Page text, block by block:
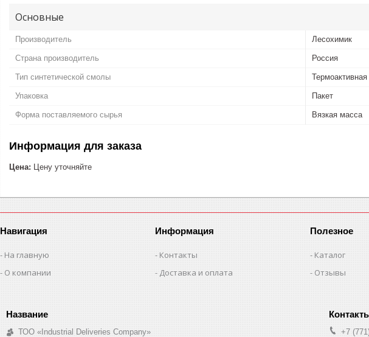
Основные
Производитель Лесохимик
Страна производитель Россия
Тип синтетической смолы Термоактивная
Упаковка Пакет
Форма поставляемого сырья Вязкая масса
Информация для заказа
Цена: Цену уточняйте
Навигация
На главную
О компании
Информация
Контакты
Доставка и оплата
Полезное
Каталог
Отзывы
ТОО «Industrial Deliveries Company»
+7